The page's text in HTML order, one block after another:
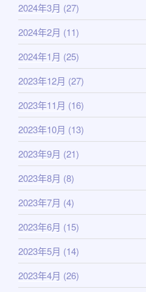
2024年3月 (27)
2024年2月 (11)
2024年1月 (25)
2023年12月 (27)
2023年11月 (16)
2023年10月 (13)
2023年9月 (21)
2023年8月 (8)
2023年7月 (4)
2023年6月 (15)
2023年5月 (14)
2023年4月 (26)